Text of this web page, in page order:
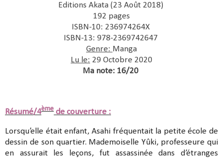
Editions Akata (23 Août 2018)
192 pages
ISBN-10: 236974264X
ISBN-13: 978-2369742647
Genre: Manga
Lu le: 29 Octobre 2020
Ma note: 16/20
Résumé/4ème de couverture :
Lorsqu’elle était enfant, Asahi fréquentait la petite école de
dessin de son quartier. Mademoiselle Yûki, professeure qui
en assurait les leçons, fut assassinée dans d’étranges